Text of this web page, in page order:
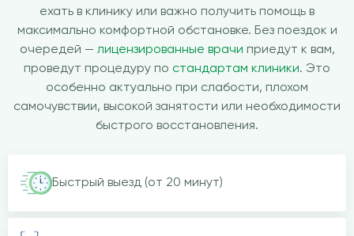
ехать в клинику или важно получить помощь в
максимально комфортной обстановке. Без поездок и
очередей — лицензированные врачи приедут к вам,
проведут процедуру по стандартам клиники. Это
особенно актуально при слабости, плохом
самочувствии, высокой занятости или необходимости
быстрого восстановления.
Быстрый выезд (от 20 минут)